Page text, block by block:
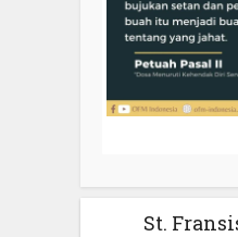
St.